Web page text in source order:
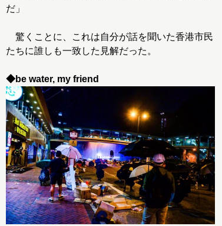
だ」
驚くことに、これは自分が話を聞いた香港市民
たちに誰しも一致した見解だった。
◆be water, my friend